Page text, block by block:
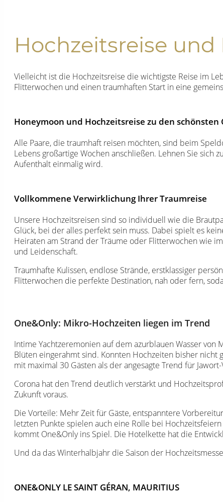
Hochzeitsreise
Vielleicht ist die Hochzeitsreise die wichtigste Reise im
Flitterwochen und einen traumhaften Start in eine
Honeymoon und Hochzeitsreise zu den
Alle Paare, die traumhaft reisen möchten, sind beim
Lebens großartige Wochen anschließen. Lehnen Sie
Aufenthalt einmalig wird.
Vollkommene Verwirklichung Ihrer Traumreise
Unsere Hochzeitsreisen sind so individuell wie die
Glück, bei der alles perfekt sein muss. Dabei spielt es
Heiraten am Strand der Träume oder Flitterwochen wie
und Leidenschaft.
Traumhafte Kulissen, endlose Strände, erstklassiger
Flitterwochen die perfekte Destination, nah oder fern,
One&Only: Mikro-Hochzeiten liegen im Trend
Intime Yachtzeremonien auf dem azurblauen Wasser
Blüten eingerahmt sind. Konnten Hochzeiten bisher nicht
mit maximal 30 Gästen als der angesagte Trend für
Corona hat den Trend deutlich verstärkt und
Zukunft voraus.
Die Vorteile: Mehr Zeit für Gäste, entspanntere
letzten Punkte spielen auch eine Rolle bei
kommt One&Only ins Spiel. Die Hotelkette hat die
Und da das Winterhalbjahr die Saison der
ONE&ONLY LE SAINT GÉRAN, MAURITIUS